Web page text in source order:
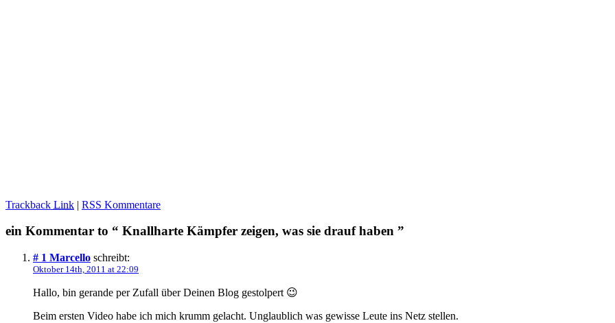
Trackback Link | RSS Kommentare
ein Kommentar to “ Knallharte Kämpfer zeigen, was sie drauf haben ”
# 1 Marcello schreibt:
Oktober 14th, 2011 at 22:09
Hallo, bin gerande per Zufall über Deinen Blog gestolpert 😉
Beim ersten Video habe ich mich krumm gelacht. Unglaublich was gewisse Leute ins Netz stellen.